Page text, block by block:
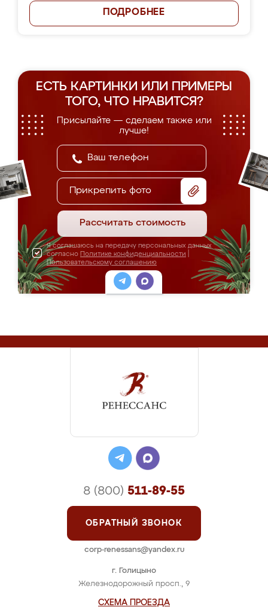
ПОДРОБНЕЕ
ЕСТЬ КАРТИНКИ ИЛИ ПРИМЕРЫ
ТОГО, ЧТО НРАВИТСЯ?
Присылайте — сделаем также или
лучше!
Прикрепить фото
Рассчитать стоимость
Я соглашаюсь на передачу персональных данных
согласно Политике конфиденциальности
Пользовательскому соглашению
г. Голицыно
Железнодорожный просп., 9
СХЕМА ПРОЕЗДА
8 (800) 511-89-55
ОБРАТНЫЙ ЗВОНОК
corp-renessans@yandex.ru